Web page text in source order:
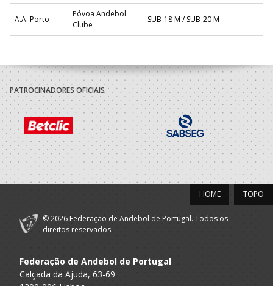
A.A. Porto
Póvoa Andebol
Clube
SUB-18 M / SUB-20 M
PATROCINADORES OFICIAIS
TOPO
HOME
© 2026 Federação de Andebol de Portugal. Todos os
direitos reservados.
Federação de Andebol de Portugal
Calçada da Ajuda, 63-69